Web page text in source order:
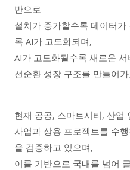
반으로
설치가 증가할수록 데이터
록 AI가 고도화되며,
AI가 고도화될수록 새로운
선순환 성장 구조를 만들어
현재 공공, 스마트시티, 산업
사업과 상용 프로젝트를 수
을 검증하고 있으며,
이를 기반으로 국내를 넘어